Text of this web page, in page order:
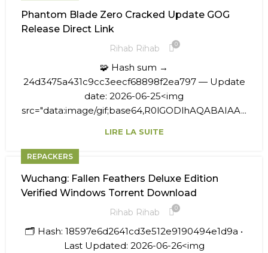
Phantom Blade Zero Cracked Update GOG
Release Direct Link
Rihab Rihab 0
🧩 Hash sum →
24d3475a431c9cc3eecf68898f2ea797 — Update
date: 2026-06-25<img
src="data:image/gif;base64,R0lGODlhAQABAIAA...
LIRE LA SUITE
REPACKERS
Wuchang: Fallen Feathers Deluxe Edition
Verified Windows Torrent Download
Rihab Rihab 0
🗂 Hash: 18597e6d2641cd3e512e9190494e1d9a •
Last Updated: 2026-06-26<img